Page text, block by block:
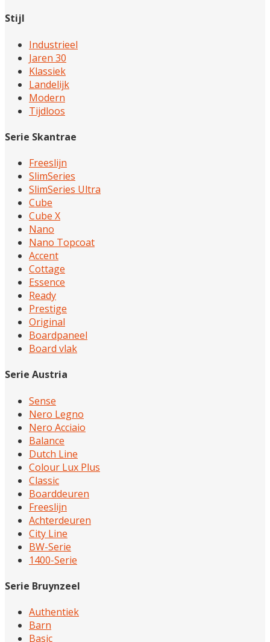
Stijl
Industrieel
Jaren 30
Klassiek
Landelijk
Modern
Tijdloos
Serie Skantrae
Freeslijn
SlimSeries
SlimSeries Ultra
Cube
Cube X
Nano
Nano Topcoat
Accent
Cottage
Essence
Ready
Prestige
Original
Boardpaneel
Board vlak
Serie Austria
Sense
Nero Legno
Nero Acciaio
Balance
Dutch Line
Colour Lux Plus
Classic
Boarddeuren
Freeslijn
Achterdeuren
City Line
BW-Serie
1400-Serie
Serie Bruynzeel
Authentiek
Barn
Basic